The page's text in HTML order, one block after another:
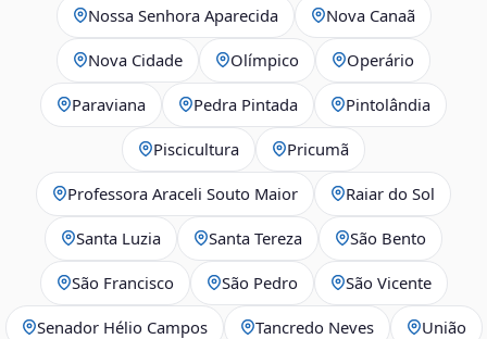
Nossa Senhora Aparecida Nova Canaã
Nova Cidade Olímpico Operário
Paraviana Pedra Pintada Pintolândia
Piscicultura Pricumã
Professora Araceli Souto Maior Raiar do Sol
Santa Luzia Santa Tereza São Bento
São Francisco São Pedro São Vicente
Senador Hélio Campos Tancredo Neves União